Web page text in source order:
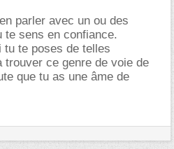
parler avec un ou des
te sens en confiance.
te poses de telles
trouver ce genre de voie de
que tu as une âme de